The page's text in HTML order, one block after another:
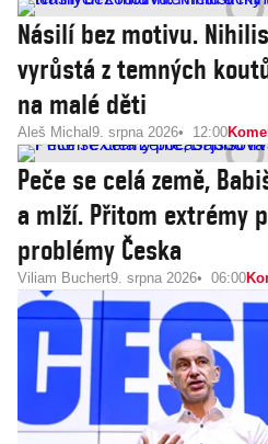
Násilí bez motivu.
vyrůstá z temných
na malé děti
Aleš Michal 9. srpna 2026 12:00
Peče se celá země,
a mlží. Přitom extrémy
problémy Česka
Viliam Buchert9. srpna 2026 06:00